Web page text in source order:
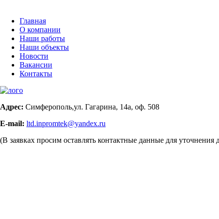
Главная
О компании
Наши работы
Наши объекты
Новости
Вакансии
Контакты
Адрес: Симферополь,ул. Гагарина, 14а, оф. 508
E-mail: ltd.inpromtek@yandex.ru
(В заявках просим оставлять контактные данные для уточнения